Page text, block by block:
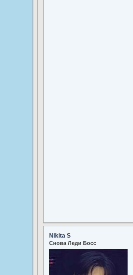
Nikita S
Снова Леди Босс